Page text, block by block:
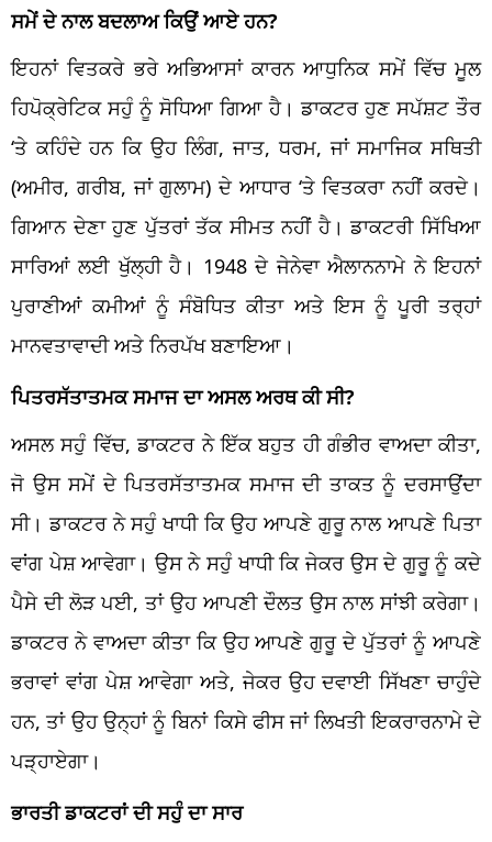
ਸਮੇਂ ਦੇ ਨਾਲ ਬਦਲਾਅ ਕਿਉਂ ਆਏ ਹਨ?
ਇਹਨਾਂ ਵਿਤਕਰੇ ਭਰੇ ਅਭਿਆਸਾਂ ਕਾਰਨ ਆਧੁਨਿਕ ਸਮੇਂ ਵਿੱਚ ਮੂਲ
ਹਿਪੋਕ੍ਰੇਟਿਕ ਸਹੁੰ ਨੂੰ ਸੋਧਿਆ ਗਿਆ ਹੈ। ਡਾਕਟਰ ਹੁਣ ਸਪੱਸ਼ਟ ਤੌਰ
‘ਤੇ ਕਹਿੰਦੇ ਹਨ ਕਿ ਉਹ ਲਿੰਗ, ਜਾਤ, ਧਰਮ, ਜਾਂ ਸਮਾਜਿਕ ਸਥਿਤੀ
(ਅਮੀਰ, ਗਰੀਬ, ਜਾਂ ਗੁਲਾਮ) ਦੇ ਆਧਾਰ ‘ਤੇ ਵਿਤਕਰਾ ਨਹੀਂ ਕਰਦੇ।
ਗਿਆਨ ਦੇਣਾ ਹੁਣ ਪੁੱਤਰਾਂ ਤੱਕ ਸੀਮਤ ਨਹੀਂ ਹੈ। ਡਾਕਟਰੀ ਸਿੱਖਿਆ
ਸਾਰਿਆਂ ਲਈ ਖੁੱਲ੍ਹੀ ਹੈ। 1948 ਦੇ ਜੇਨੇਵਾ ਐਲਾਨਨਾਮੇ ਨੇ ਇਹਨਾਂ
ਪੁਰਾਣੀਆਂ ਕਮੀਆਂ ਨੂੰ ਸੰਬੋਧਿਤ ਕੀਤਾ ਅਤੇ ਇਸ ਨੂੰ ਪੂਰੀ ਤਰ੍ਹਾਂ
ਮਾਨਵਤਾਵਾਦੀ ਅਤੇ ਨਿਰਪੱਖ ਬਣਾਇਆ।
ਪਿਤਰਸੱਤਾਤਮਕ ਸਮਾਜ ਦਾ ਅਸਲ ਅਰਥ ਕੀ ਸੀ?
ਅਸਲ ਸਹੁੰ ਵਿੱਚ, ਡਾਕਟਰ ਨੇ ਇੱਕ ਬਹੁਤ ਹੀ ਗੰਭੀਰ ਵਾਅਦਾ ਕੀਤਾ,
ਜੋ ਉਸ ਸਮੇਂ ਦੇ ਪਿਤਰਸੱਤਾਤਮਕ ਸਮਾਜ ਦੀ ਤਾਕਤ ਨੂੰ ਦਰਸਾਉਂਦਾ
ਸੀ। ਡਾਕਟਰ ਨੇ ਸਹੁੰ ਖਾਧੀ ਕਿ ਉਹ ਆਪਣੇ ਗੁਰੂ ਨਾਲ ਆਪਣੇ ਪਿਤਾ
ਵਾਂਗ ਪੇਸ਼ ਆਵੇਗਾ। ਉਸ ਨੇ ਸਹੁੰ ਖਾਧੀ ਕਿ ਜੇਕਰ ਉਸ ਦੇ ਗੁਰੂ ਨੂੰ ਕਦੇ
ਪੈਸੇ ਦੀ ਲੋੜ ਪਈ, ਤਾਂ ਉਹ ਆਪਣੀ ਦੌਲਤ ਉਸ ਨਾਲ ਸਾਂਝੀ ਕਰੇਗਾ।
ਡਾਕਟਰ ਨੇ ਵਾਅਦਾ ਕੀਤਾ ਕਿ ਉਹ ਆਪਣੇ ਗੁਰੂ ਦੇ ਪੁੱਤਰਾਂ ਨੂੰ ਆਪਣੇ
ਭਰਾਵਾਂ ਵਾਂਗ ਪੇਸ਼ ਆਵੇਗਾ ਅਤੇ, ਜੇਕਰ ਉਹ ਦਵਾਈ ਸਿੱਖਣਾ ਚਾਹੁੰਦੇ
ਹਨ, ਤਾਂ ਉਹ ਉਨ੍ਹਾਂ ਨੂੰ ਬਿਨਾਂ ਕਿਸੇ ਫੀਸ ਜਾਂ ਲਿਖਤੀ ਇਕਰਾਰਨਾਮੇ ਦੇ
ਪੜ੍ਹਾਏਗਾ।
ਭਾਰਤੀ ਡਾਕਟਰਾਂ ਦੀ ਸਹੁੰ ਦਾ ਸਾਰ